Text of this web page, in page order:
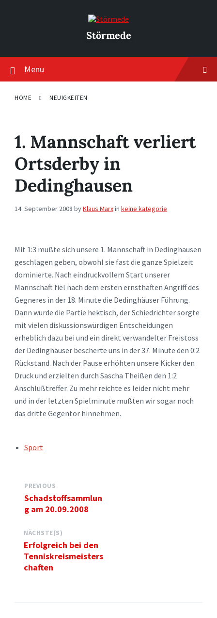
Störmede
Menu
HOME NEUIGKEITEN
1. Mannschaft verliert
Ortsderby in
Dedinghausen
14. September 2008 byKlaus Marxin keine kategorie
Mit 1:3 mußte sich unsere 1. Mannschaft in Dedinghausen
geschlagen geben, obwohl sie fast die ganze Spielzeit
dominierte. Nach eindruckvollem Start unserer
Mannschaft fiel nach dem ersten ernsthaften Angriff des
Gegneres in der 18. Minute die Dedinghäuser Führung.
Dann wurde die Partie hektisch, der Schiedrichter sorgte
mit vielen diskussionswürdigen Entscheidungen
erheblich dazu bei und ein direkt verwandelter Freistoss
der Dedinghäuser bescherte uns in der 37. Minute den 0:2
Rückstand. Nach der Pause erhöhten unsere Kicker den
Druck und erzielten durch Sascha Theißen den 1:2
Anschlußtreffer. Zu mehr reichte es leider nicht mehr
und in der letzten Spielminute mußten wir sogar noch
das dritte Gegentor hinnehmen.
TAGS:Sport
PREVIOUS
Schadstoffsammlun
g am 20.09.2008
NÄCHSTE(S)
Erfolgreich bei den
Tenniskreismeisters
chaften